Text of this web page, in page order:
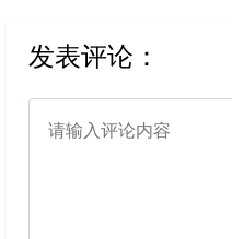
发表评论：